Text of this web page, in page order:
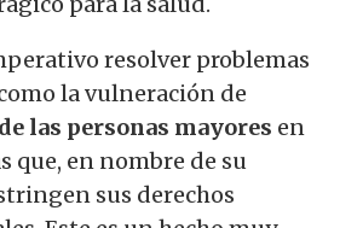
resolver problemas
la vulneración de
las personas mayores en
que, en nombre de su
sus derechos